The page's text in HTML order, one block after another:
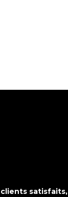
satisfaits,